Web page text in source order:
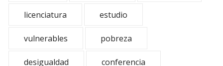
licenciatura estudio
vulnerables pobreza
desigualdad conferencia